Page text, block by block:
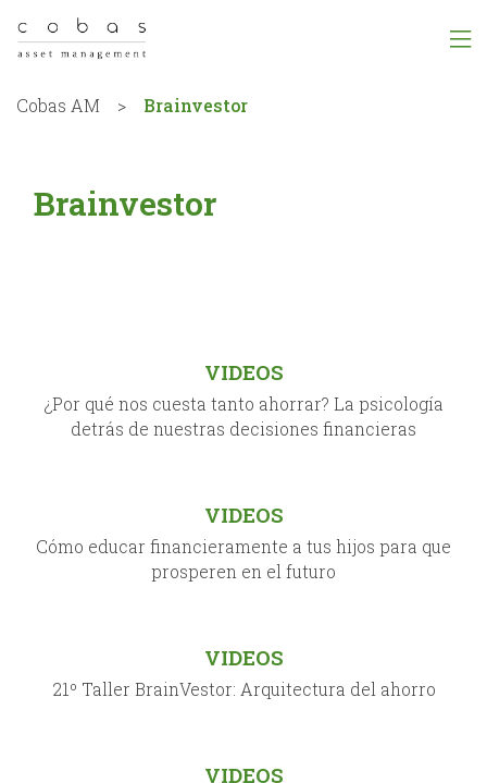
Cobas AM > Brainvestor
Brainvestor
VIDEOS
¿Por qué nos cuesta tanto ahorrar? La psicología
detrás de nuestras decisiones financieras
VIDEOS
Cómo educar financieramente a tus hijos para que
prosperen en el futuro
VIDEOS
21º Taller BrainVestor: Arquitectura del ahorro
VIDEOS